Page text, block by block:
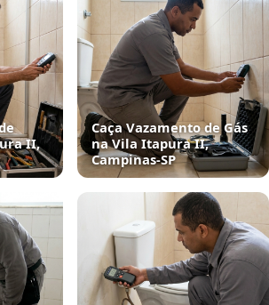
II,
Caça Vazamento de Gás
na Vila Itapura II,
Campinas‑SP